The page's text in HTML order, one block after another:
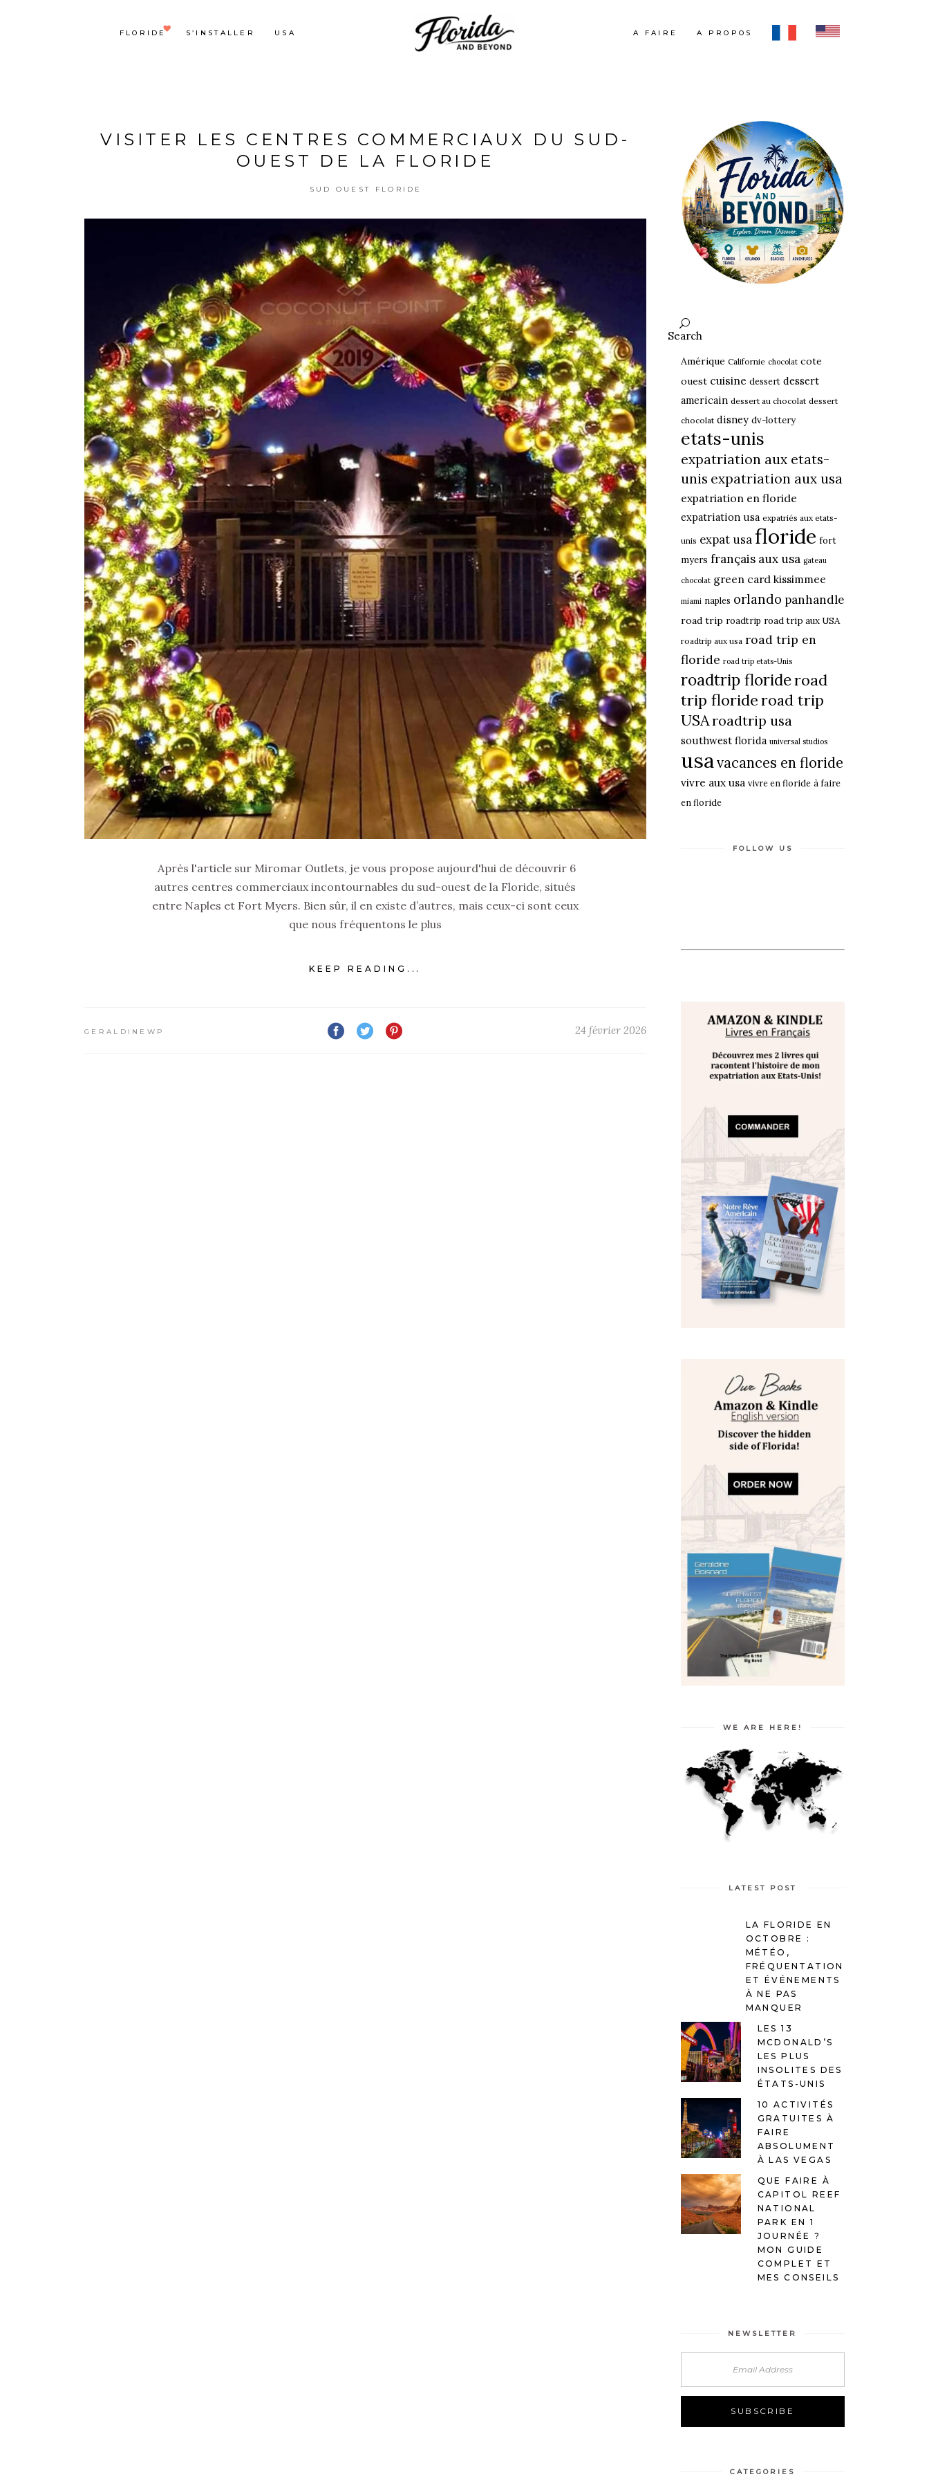
FLORIDE S’INSTALLER USA A FAIRE A PROPOS
VISITER LES CENTRES COMMERCIAUX DU SUD-
OUEST DE LA FLORIDE
SUD OUEST FLORIDE
Après l'article sur Miromar Outlets, je vous propose aujourd'hui de découvrir 6
autres centres commerciaux incontournables du sud-ouest de la Floride, situés
entre Naples et Fort Myers. Bien sûr, il en existe d’autres, mais ceux-ci sont ceux
que nous fréquentons le plus
KEEP READING...
GERALDINEWP 24 février 2026
Search
Amérique Californie chocolat cote
ouest cuisine dessert dessert
americain dessert au chocolat dessert
chocolat disney dv-lottery
etats-unis
expatriation aux etats-
unis expatriation aux usa
expatriation en floride
expatriation usa expatriés aux etats-
unis expat usa floride fort
myers français aux usa gateau
chocolat green card kissimmee
miami naples orlando panhandle
road trip roadtrip road trip aux USA
roadtrip aux usa road trip en
floride road trip etats-Unis
roadtrip florideroad
trip florideroad trip
USAroadtrip usa
southwest florida universal studios
usavacances en floride
vivre aux usa vivre en floride à faire
en floride
FOLLOW US
WE ARE HERE!
LATEST POST
LA FLORIDE EN
OCTOBRE :
MÉTÉO,
FRÉQUENTATION
ET ÉVÉNEMENTS
À NE PAS
MANQUER
LES 13
MCDONALD’S
LES PLUS
INSOLITES DES
ÉTATS-UNIS
10 ACTIVITÉS
GRATUITES À
FAIRE
ABSOLUMENT
À LAS VEGAS
QUE FAIRE À
CAPITOL REEF
NATIONAL
PARK EN 1
JOURNÉE ?
MON GUIDE
COMPLET ET
MES CONSEILS
NEWSLETTER
CATEGORIES